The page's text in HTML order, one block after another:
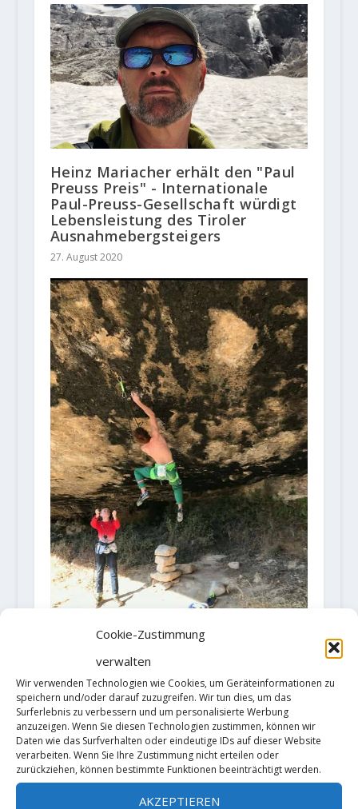
Cookie-Zustimmung
verwalten
Wir verwenden Technologien wie Cookies, um Geräteinformationen zu
speichern und/oder darauf zuzugreifen. Wir tun dies, um das
Surferlebnis zu verbessern und um personalisierte Werbung
anzuzeigen. Wenn Sie diesen Technologien zustimmen, können wir
Daten wie das Surfverhalten oder eindeutige IDs auf dieser Website
verarbeiten. Wenn Sie Ihre Zustimmung nicht erteilen oder
zurückziehen, können bestimmte Funktionen beeinträchtigt werden.
AKZEPTIEREN
Heinz Mariacher erhält den "Paul
Preuss Preis" - Internationale
Paul-Preuss-Gesellschaft würdigt
Lebensleistung des Tiroler
Ausnahmebergsteigers
27. August 2020
Loïc Zehani klettert seine neunte
9a-Route
27. Februar 2018